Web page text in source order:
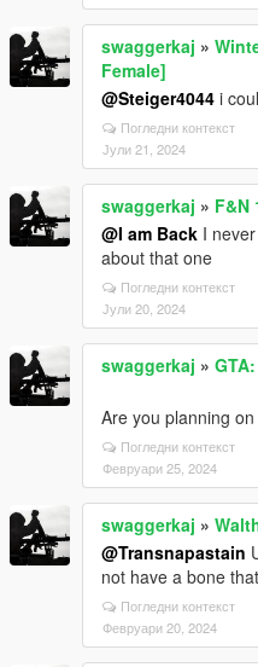
swaggerkaj »
Female]
@Steiger4044 i
Погледни контекст
Јули 21, 2024
swaggerkaj » F&N
@I am Back I
about that one
Погледни контекст
Јули 20, 2024
swaggerkaj »
Are you planning
Погледни контекст
Февруари 25, 2024
swaggerkaj »
@Transnapastain
not have a bone
Погледни контекст
Февруари 20, 2024